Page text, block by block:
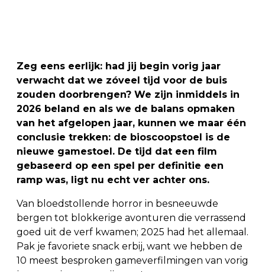
Zeg eens eerlijk: had jij begin vorig jaar
verwacht dat we zóveel tijd voor de buis
zouden doorbrengen? We zijn inmiddels in
2026 beland en als we de balans opmaken
van het afgelopen jaar, kunnen we maar één
conclusie trekken: de bioscoopstoel is de
nieuwe gamestoel. De tijd dat een film
gebaseerd op een spel per definitie een
ramp was, ligt nu echt ver achter ons.
Van bloedstollende horror in besneeuwde
bergen tot blokkerige avonturen die verrassend
goed uit de verf kwamen; 2025 had het allemaal.
Pak je favoriete snack erbij, want we hebben de
10 meest besproken gameverfilmingen van vorig